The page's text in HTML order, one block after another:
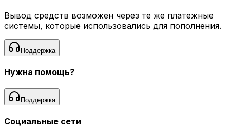
Вывод средств возможен через те же платежные
системы, которые использовались для пополнения.
Поддержка
Нужна помощь?
Поддержка
Социальные сети